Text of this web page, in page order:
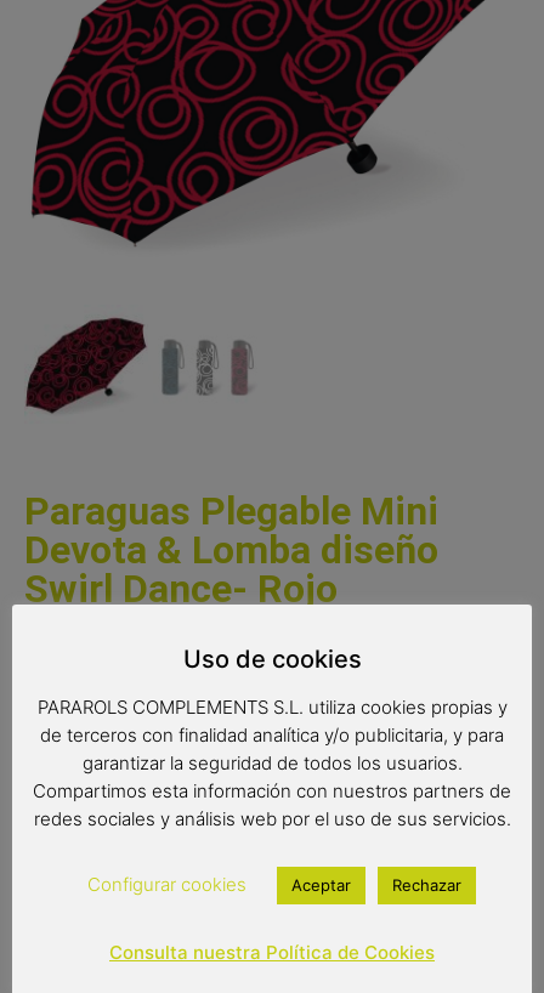
Paraguas Plegable Mini
Devota & Lomba diseño
Swirl Dance- Rojo
Paraguas plegable mini de mujer de la colección Devota &
Lomba con sistema de apertura manual. Paraguas
elegante y muy práctico de tamaño pequeño con un
bonito diseño fabricado con materiales de calidad . Es un
paraguas antiviento gracias a las varillas de fibra de vidrio.
Tiene un tejido pongee de calidad.
Color del producto: rojo
Medidas: 17 cm de largo cerrado
Uso de cookies
PARAROLS COMPLEMENTS S.L. utiliza cookies propias y
de terceros con finalidad analítica y/o publicitaria, y para
garantizar la seguridad de todos los usuarios.
Compartimos esta información con nuestros partners de
redes sociales y análisis web por el uso de sus servicios.
Configurar cookies Aceptar Rechazar
Consulta nuestra Política de Cookies